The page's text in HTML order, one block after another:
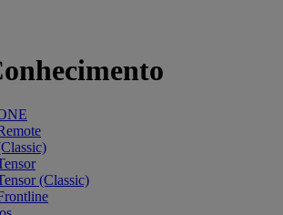
(Classic)